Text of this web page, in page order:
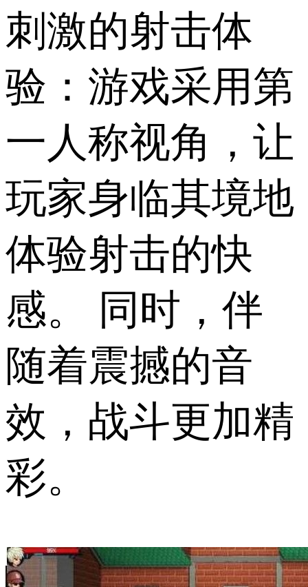
刺激的射击体
验：游戏采用第
一人称视角，让
玩家身临其境地
体验射击的快
感。 同时，伴
随着震撼的音
效，战斗更加精
彩。